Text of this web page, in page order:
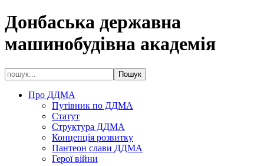
Донбаська державна
машинобудівна академія
Про ДДМА
Путівник по ДДМА
Статут
Структура ДДМА
Концепція розвитку
Пантеон слави ДДМА
Герої війни